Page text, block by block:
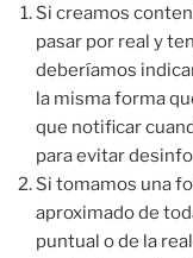
Si creamos
pasar por real y
deberíamos
la misma forma
que notificar
para evitar
Si tomamos una
aproximado de
puntual o de la